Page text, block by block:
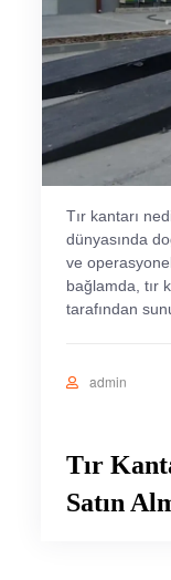
Tır kantarı
dünyasında
ve
bağlamda, tır
tarafından
admin
Tır
Satın